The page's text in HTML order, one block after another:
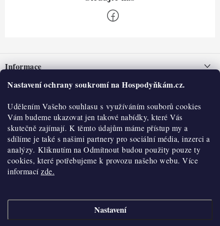
Nastavení ochrany soukromí na Hospodyňkám.cz.
Udělením Vašeho souhlasu s využíváním souborů cookies
Vám budeme ukazovat jen takové nabídky, které Vás
skutečně zajímají. K těmto údajům máme přístup my a
sdílíme je také s našimi partnery pro sociální média, inzerci a
analýzy. Kliknutím na Odmítnout budou použity pouze ty
cookies, které potřebujeme k provozu našeho webu. Více
informacízde.
Nastavení
pInformace
Nepřevzetí zásilky na dobírku
Obchodní podmínky
Hodnocení obchodu
Blog
Moje objednávka
O nás
Historie
Kontakty
O nákupu
Reklamace a vratky
Výdejní místa
Copyright 2026